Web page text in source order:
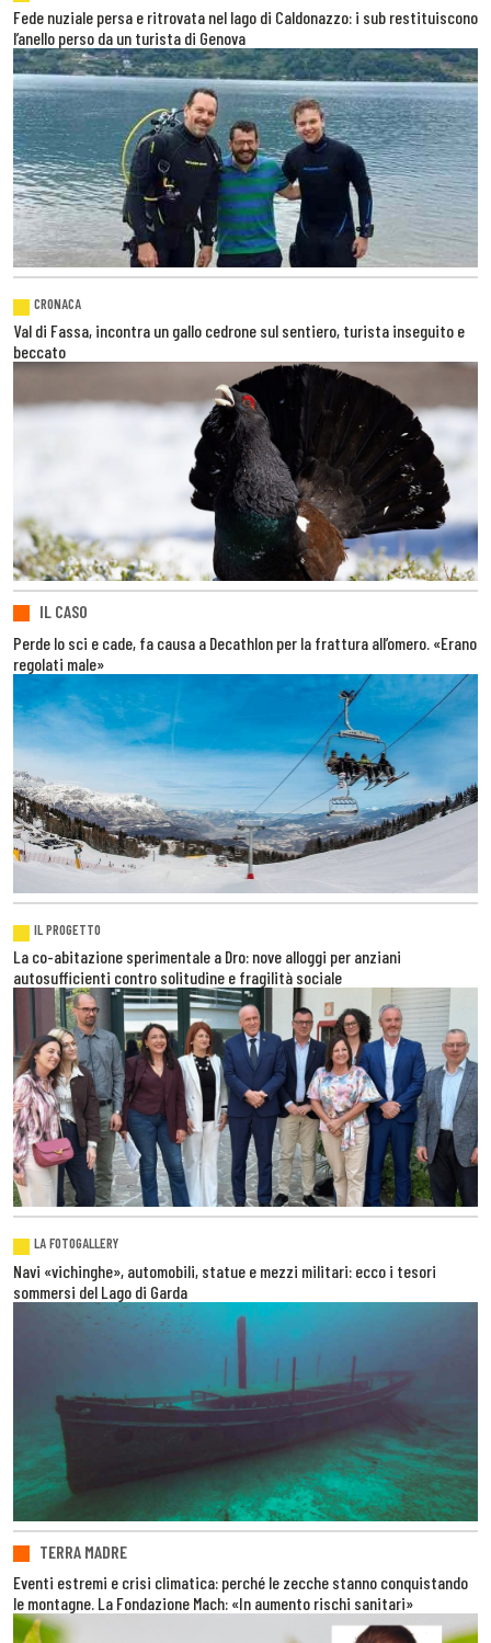
Fede nuziale persa e ritrovata nel lago di Caldonazzo: i sub restituiscono
l’anello perso da un turista di Genova
CRONACA
Val di Fassa, incontra un gallo cedrone sul sentiero, turista inseguito e
beccato
IL CASO
Perde lo sci e cade, fa causa a Decathlon per la frattura all’omero. «Erano
regolati male»
IL PROGETTO
La co-abitazione sperimentale a Dro: nove alloggi per anziani
autosufficienti contro solitudine e fragilità sociale
LA FOTOGALLERY
Navi «vichinghe», automobili, statue e mezzi militari: ecco i tesori
sommersi del Lago di Garda
TERRA MADRE
Eventi estremi e crisi climatica: perché le zecche stanno conquistando
le montagne. La Fondazione Mach: «In aumento rischi sanitari»